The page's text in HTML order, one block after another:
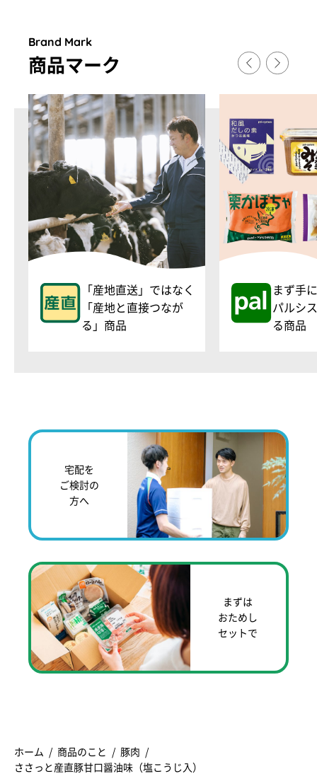
Brand Mark
商品マーク
「産地直送」ではなく
「産地と直接つなが
る」商品
まず手
パルシ
る商品
宅配を
ご検討の
方へ
まずは
おためし
セットで
ホーム 商品のこと
豚肉
ささっと産直豚甘口醤油味（塩こうじ入）